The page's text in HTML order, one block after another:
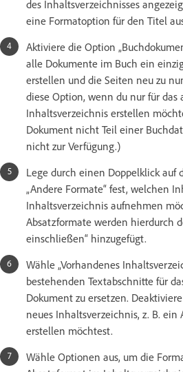
des Inhaltsverzeichnisses
eine Formatoption für den Titel
Aktiviere die Option
alle Dokumente im Buch ein
erstellen und die Seiten neu zu
diese Option, wenn du nur für
Inhaltsverzeichnis erstellen
Dokument nicht Teil einer
nicht zur Verfügung.)
Lege durch einen Doppelklick auf
„Andere Formate“ fest, welchen
Inhaltsverzeichnis aufnehmen
Absatzformate werden hierdurch
einschließen“ hinzugefügt.
Wähle „Vorhandenes
bestehenden Textabschnitte für
Dokument zu ersetzen.
neues Inhaltsverzeichnis, z. B. ein
erstellen möchtest.
Wähle Optionen aus, um die